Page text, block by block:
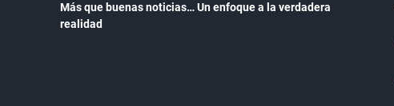
Más que buenas noticias… Un enfoque a la verdadera
realidad